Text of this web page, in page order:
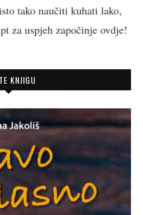
tako naučiti kuhati lako,
za uspjeh započinje ovdje!
KNJIGU